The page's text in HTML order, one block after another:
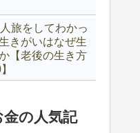
旅をしてわかっ
きがいはなぜ生
【老後の生き方
の人気記